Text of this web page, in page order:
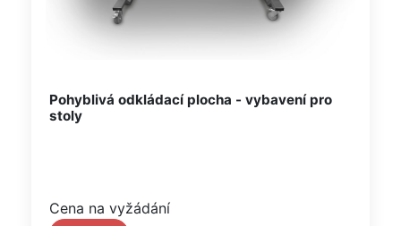
Pohyblivá odkládací plocha - vybavení pro
stoly
Cena na vyžádání